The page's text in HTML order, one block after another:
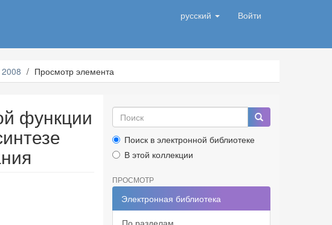
русский Войти
2008 Просмотр элемента
функции
Поиск в электронной библиотеке
В этой коллекции
ПРОСМОТР
Электронная библиотека
По разделам